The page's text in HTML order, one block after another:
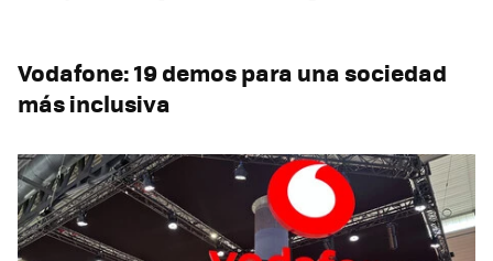
Vodafone: 19 demos para una sociedad
más inclusiva